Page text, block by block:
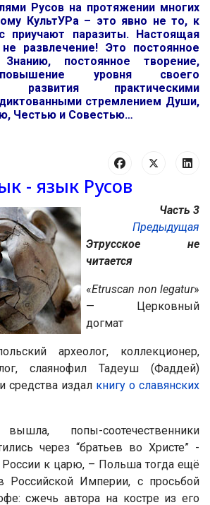
Русов на протяжении многих
КультУРа – это явно не то, к
приучают паразиты. Настоящая
развлечение! Это постоянное
постоянное творение,
уровня своего
развития практическими
стремлением Души,
Честью и Совестью…
- язык Русов
Часть 3
Предыдущая
Этрусское не
читается
«Etruscan nоn legatur»
— Церковный
догмат
археолог, коллекционер,
слаянофил Тадеуш (Фаддей)
средства издал книгу о славянских
попы-соотечественники
через “братьев во Христе” -
к царю, – Польша тогда ещё
Российской Империи, с просьбой
сжечь автора на костре из его